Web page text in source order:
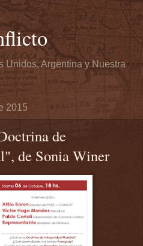
Unidos, Argentina y Nuestra
2015
de
de Sonia Winer